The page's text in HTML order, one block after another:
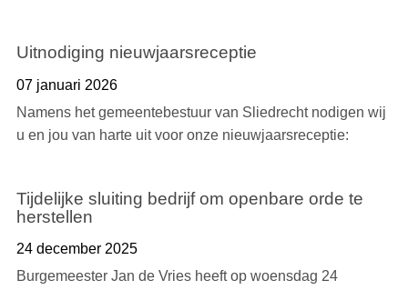
Uitnodiging nieuwjaarsreceptie
07 januari 2026
Namens het gemeentebestuur van Sliedrecht nodigen wij
u en jou van harte uit voor onze nieuwjaarsreceptie:
Tijdelijke sluiting bedrijf om openbare orde te
herstellen
24 december 2025
Burgemeester Jan de Vries heeft op woensdag 24